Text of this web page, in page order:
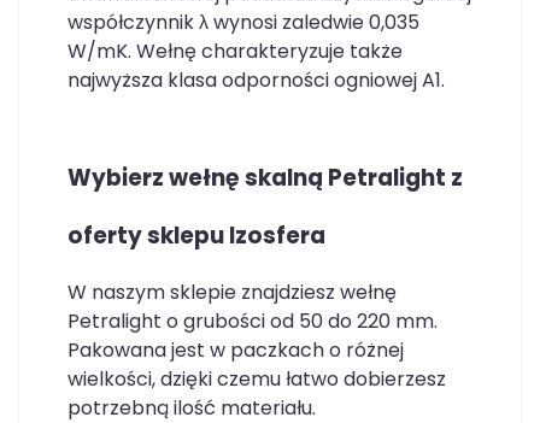
współczynnik λ wynosi zaledwie 0,035
W/mK. Wełnę charakteryzuje także
najwyższa klasa odporności ogniowej A1.
Wybierz wełnę skalną Petralight z
oferty sklepu Izosfera
W naszym sklepie znajdziesz wełnę
Petralight o grubości od 50 do 220 mm.
Pakowana jest w paczkach o różnej
wielkości, dzięki czemu łatwo dobierzesz
potrzebną ilość materiału.